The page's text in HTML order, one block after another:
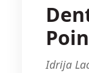
Idrija